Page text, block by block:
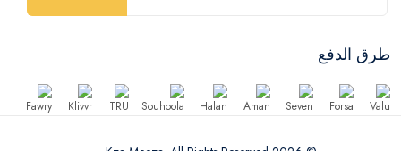
طرق الدفع